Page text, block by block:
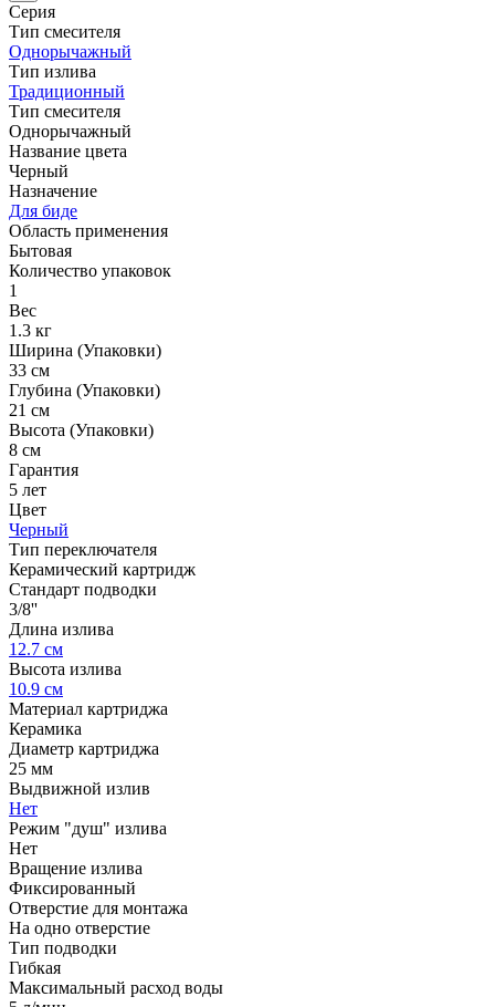
Серия
Тип смесителя
Однорычажный
Тип излива
Традиционный
Тип смесителя
Однорычажный
Название цвета
Черный
Назначение
Для биде
Область применения
Бытовая
Количество упаковок
1
Вес
1.3 кг
Ширина (Упаковки)
33 см
Глубина (Упаковки)
21 см
Высота (Упаковки)
8 см
Гарантия
5 лет
Цвет
Черный
Тип переключателя
Керамический картридж
Стандарт подводки
3/8''
Длина излива
12.7 см
Высота излива
10.9 см
Материал картриджа
Керамика
Диаметр картриджа
25 мм
Выдвижной излив
Нет
Режим "душ" излива
Нет
Вращение излива
Фиксированный
Отверстие для монтажа
На одно отверстие
Тип подводки
Гибкая
Максимальный расход воды